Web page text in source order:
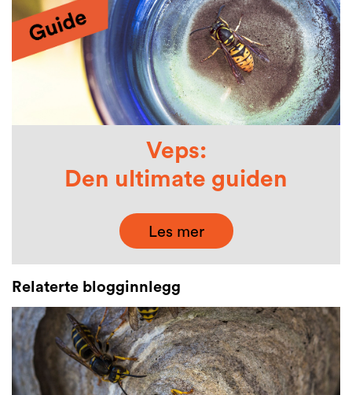
Veps:
Den ultimate guiden
Les mer
Relaterte blogginnlegg